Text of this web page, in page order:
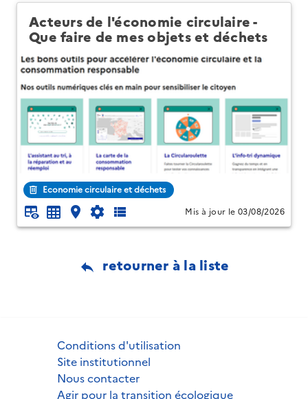
Acteurs de l'économie circulaire -
Que faire de mes objets et déchets
Economie circulaire et déchets
Mis à jour le 03/08/2026
retourner à la liste
Conditions d'utilisation
Site institutionnel
Nous contacter
Agir pour la transition écologique